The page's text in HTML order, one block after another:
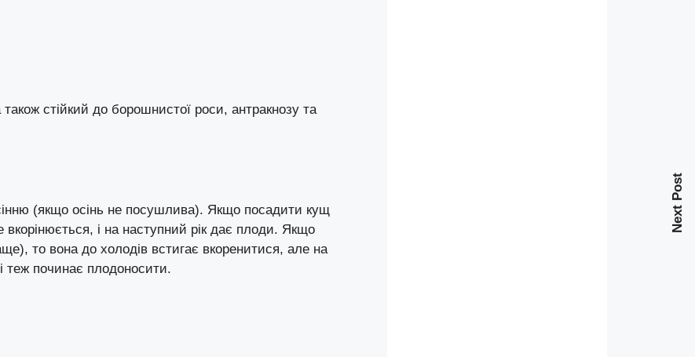
стійкий до борошнистої роси, антракнозу та
(якщо осінь не посушлива). Якщо посадити кущ
і на наступний рік дає плоди. Якщо
то вона до холодів встигає вкоренитися, але на
теж починає плодоносити.
Next Post